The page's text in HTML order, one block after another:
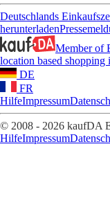
Deutschlands
herunterladen
Member of
location based shopping
DE
FR
HilfeImpressum
© 2008 - 2026 kaufDA
HilfeImpressum